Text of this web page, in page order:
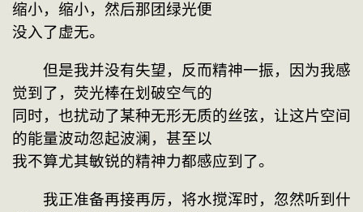
缩小，缩小，然后那团绿光便
没入了虚无。
但是我并没有失望，反而精神一振，因为我感
觉到了，荧光棒在划破空气的
同时，也扰动了某种无形无质的丝弦，让这片空间
的能量波动忽起波澜，甚至以
我不算尤其敏锐的精神力都感应到了。
我正准备再接再厉，将水搅浑时，忽然听到什